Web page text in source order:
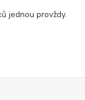
jednou provždy.